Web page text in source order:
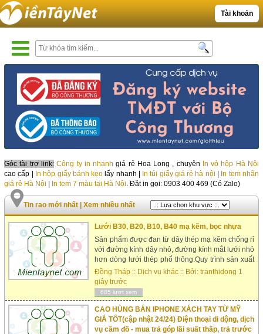
Tài khoản
Góc tài trợ link: Công ty in nhanh giá rẻ Hoa Long , chuyên In vỏ hộp Hà Nội
cao cấp | In hộp giấy bánh kẹo lấy nhanh | In túi giấy giá rẻ hà nội | In tem nhãn
giá rẻ Hà Nội | In tem 7 màu tại Hà Nội . Đặt in gọi: 0903 400 469 (Có Zalo)
Tin rao mới nhất|Xem nhiều nhất
Lưới B30, B20, B10, B40 mạ kẽm, bọc nhựa
Sản phẩm được đan từ dây thép mạ kẽm chống rỉ
với đường kính dây nhỏ, đường kính mắt lưới nhỏ
hơn dòng lưới thép phổ thông.Quy trình sản xuất
lưới thép b10, b20, b30, B40. Mọi quy trình được
kiểm tra từng khâu chặt chẽ đến tay người tiêu
dùng sản phẩm Lưới B10, Lưới B20, Lưới B30,
Lưới B40 tốt. Độ bền cao, bao bì...
Đồng Tháp :: Dịch vụ khác :: Bởi:tranthidong 1
giây trước
685 lượt xem
CAO HÙNG BÁN IPHONE XÁCH TAY TỪ MỸ
GIÁ TỐT(cập nhật 24/24) Điện thoại di dộng, dịch
vụ cầm đồ - mua trả góp lãi suất thấp, trả trước